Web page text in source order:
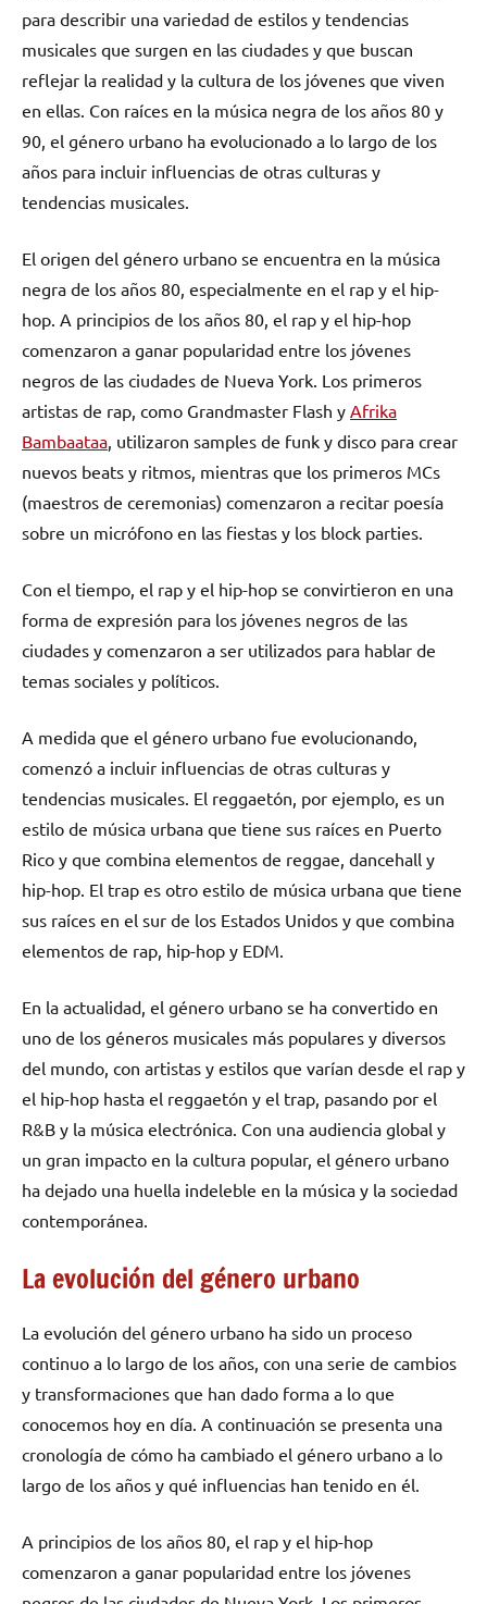
para describir una variedad de estilos y tendencias
musicales que surgen en las ciudades y que buscan
reflejar la realidad y la cultura de los jóvenes que viven
en ellas. Con raíces en la música negra de los años 80 y
90, el género urbano ha evolucionado a lo largo de los
años para incluir influencias de otras culturas y
tendencias musicales.
El origen del género urbano se encuentra en la música
negra de los años 80, especialmente en el rap y el hip-
hop. A principios de los años 80, el rap y el hip-hop
comenzaron a ganar popularidad entre los jóvenes
negros de las ciudades de Nueva York. Los primeros
artistas de rap, como Grandmaster Flash y Afrika
Bambaataa , utilizaron samples de funk y disco para crear
nuevos beats y ritmos, mientras que los primeros MCs
(maestros de ceremonias) comenzaron a recitar poesía
sobre un micrófono en las fiestas y los block parties.
Con el tiempo, el rap y el hip-hop se convirtieron en una
forma de expresión para los jóvenes negros de las
ciudades y comenzaron a ser utilizados para hablar de
temas sociales y políticos.
A medida que el género urbano fue evolucionando,
comenzó a incluir influencias de otras culturas y
tendencias musicales. El reggaetón, por ejemplo, es un
estilo de música urbana que tiene sus raíces en Puerto
Rico y que combina elementos de reggae, dancehall y
hip-hop. El trap es otro estilo de música urbana que tiene
sus raíces en el sur de los Estados Unidos y que combina
elementos de rap, hip-hop y EDM.
En la actualidad, el género urbano se ha convertido en
uno de los géneros musicales más populares y diversos
del mundo, con artistas y estilos que varían desde el rap y
el hip-hop hasta el reggaetón y el trap, pasando por el
R&B y la música electrónica. Con una audiencia global y
un gran impacto en la cultura popular, el género urbano
ha dejado una huella indeleble en la música y la sociedad
contemporánea.
La evolución del género urbano
La evolución del género urbano ha sido un proceso
continuo a lo largo de los años, con una serie de cambios
y transformaciones que han dado forma a lo que
conocemos hoy en día. A continuación se presenta una
cronología de cómo ha cambiado el género urbano a lo
largo de los años y qué influencias han tenido en él.
A principios de los años 80, el rap y el hip-hop
comenzaron a ganar popularidad entre los jóvenes